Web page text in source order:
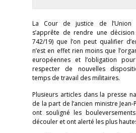
La Cour de justice de l’Union
s’apprête de rendre une
742/19) que l’on peut qualifier
n’est en effet rien moins que
européennes et l’obligation
respecter de nouvelles
temps de travail des militaires.
Plusieurs articles dans la presse
de la part de l’ancien ministre
ont souligné les
découler et ont alerté les plus